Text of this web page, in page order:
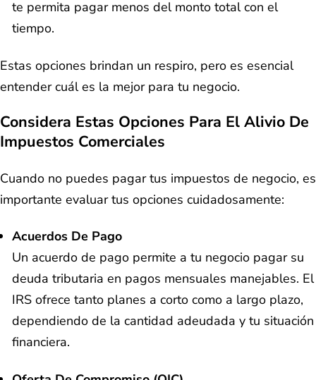
te permita pagar menos del monto total con el
tiempo.
Estas opciones brindan un respiro, pero es esencial
entender cuál es la mejor para tu negocio.
Considera Estas Opciones Para El Alivio De
Impuestos Comerciales
Cuando no puedes pagar tus impuestos de negocio, es
importante evaluar tus opciones cuidadosamente:
Acuerdos De Pago
Un acuerdo de pago permite a tu negocio pagar su
deuda tributaria en pagos mensuales manejables. El
IRS ofrece tanto planes a corto como a largo plazo,
dependiendo de la cantidad adeudada y tu situación
financiera.